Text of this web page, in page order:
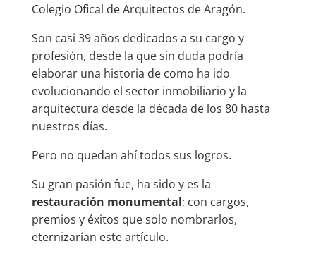
Colegio Ofical de Arquitectos de Aragón.
Son casi 39 años dedicados a su cargo y
profesión, desde la que sin duda podría
elaborar una historia de como ha ido
evolucionando el sector inmobiliario y la
arquitectura desde la década de los 80 hasta
nuestros días.
Pero no quedan ahí todos sus logros.
Su gran pasión fue, ha sido y es la
restauración monumental; con cargos,
premios y éxitos que solo nombrarlos,
eternizarían este artículo.